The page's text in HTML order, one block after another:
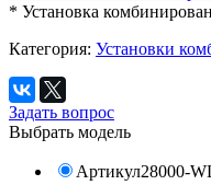
* Установка
Категория: Установки
Задать вопрос
Выбрать модель
Артикул28000-W